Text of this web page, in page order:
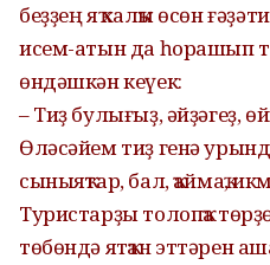
беҙҙең яҡ халҡы өсөн
исем-атын да һорашып
өндәшкән кеүек:
– Тиҙ булығыҙ, әйҙәгеҙ,
Өләсәйем тиҙ генә
сыныяҡтар, бал, ҡаймаҡ,
Туристарҙы толопҡа
төбөндә ятҡан эттәрен